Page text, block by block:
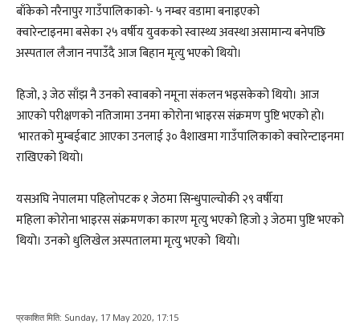
बाँकेको नरैनापुर गाउँपालिकाको- ५ नम्बर वडामा बनाइएको
क्वारेन्टाइनमा बसेका २५ वर्षीय युवकको स्वास्थ्य अवस्था असामान्य बनेपछि
अस्पताल लैजान नपाउँदै आज बिहान मृत्यु भएको थियो।
हिजो, ३ जेठ साँझ नै उनको स्वाबको नमूना संकलन भइसकेको थियो। आज
आएको परीक्षणको नतिजामा उनमा कोरोना भाइरस संक्रमण पुष्टि भएको हो।
भारतको मुम्बईबाट आएका उनलाई ३० वैशाखमा गाउँपालिकाको क्वारेन्टाइनमा
राखिएको थियो।
यसअघि नेपालमा पहिलोपटक १ जेठमा सिन्धुपाल्चोकी २९ वर्षीया
महिला कोरोना भाइरस संक्रमणका कारण मृत्यु भएको हिजाे ३ जेठमा पुष्टि भएको
थियो। उनको धुलिखेल अस्पतालमा मृत्यु भएको थियो।
प्रकाशित मिति: Sunday, 17 May 2020, 17:15